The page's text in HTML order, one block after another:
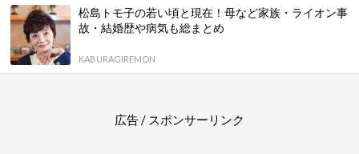
松島トモ子の若い頃と現在！母など家族・ライオン事
故・結婚歴や病気も総まとめ
KABURAGIREMON
広告 / スポンサーリンク